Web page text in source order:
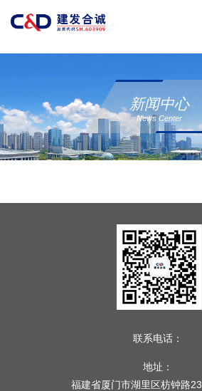
新闻中心
News Center
联系电话：
地址：
福建省厦门市湖里区枋钟路